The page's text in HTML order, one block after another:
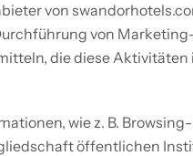
von
von
die diese
wie z. B.
öffentlichen